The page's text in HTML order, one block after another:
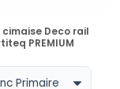
EN STOCK
cimaise Deco rail
PREMIUM